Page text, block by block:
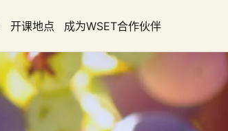
开课地点 成为WSET合作伙伴